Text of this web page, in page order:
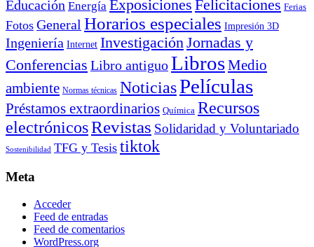
Educación Energía Exposiciones Felicitaciones Ferias
Fotos General Horarios especiales Impresión 3D
Ingeniería Internet InvestigaciónJornadas y
Conferencias Libro antiguoLibrosMedio
ambiente Normas técnicas NoticiasPelículas
Préstamos extraordinarios Química Recursos
electrónicosRevistas Solidaridad y Voluntariado
Sostenibilidad TFG y Tesis tiktok
Meta
Acceder
Feed de entradas
Feed de comentarios
WordPress.org